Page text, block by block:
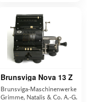
Brunsviga Nova 13 Z
Brunsviga-Maschinenwerke
Grimme, Natalis & Co. A.-G.